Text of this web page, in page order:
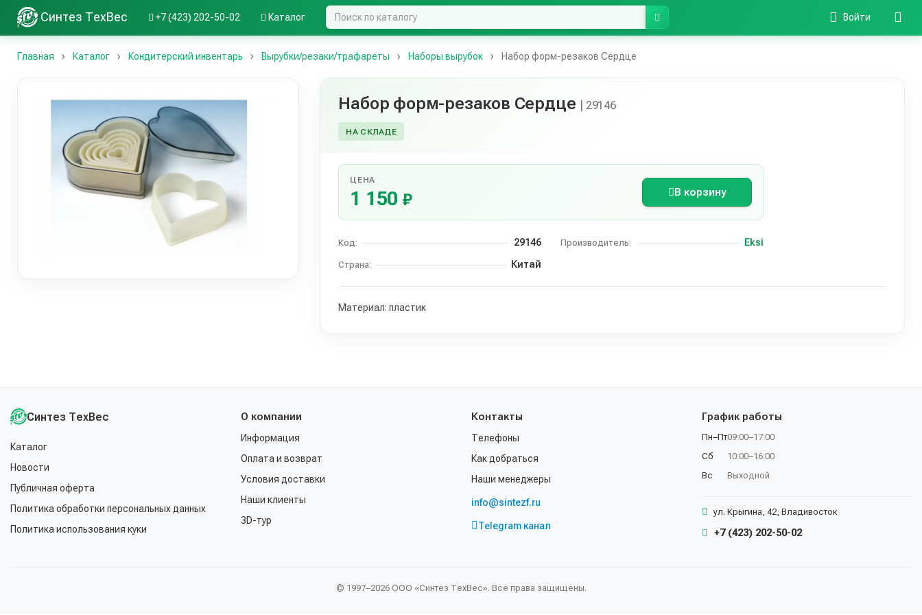
Синтез ТехВес +7 (423) 202-50-02 Каталог Войти
Главная Каталог Кондитерский инвентарь Вырубки/резаки/трафареты Наборы вырубок Набор форм-резаков Сердце
Набор форм-резаков Сердце | 29146
НА СКЛАДЕ
ЦЕНА
1 150 ₽ В корзину
Код: 29146 Производитель: Eksi
Страна: Китай
Материал: пластик
Синтез ТехВес
Каталог
Новости
Публичная оферта
Политика обработки персональных данных
Политика использования куки
О компании
Информация
Оплата и возврат
Условия доставки
Наши клиенты
3D-тур
Контакты
Телефоны
Как добраться
Наши менеджеры
info@sintezf.ru
Telegram канал
График работы
Пн–Пт
Сб
Вс
09:00–17:00
10:00–16:00
Выходной
ул. Крыгина, 42, Владивосток
+7 (423) 202-50-02
© 1997–2026 ООО «Синтез ТехВес». Все права защищены.